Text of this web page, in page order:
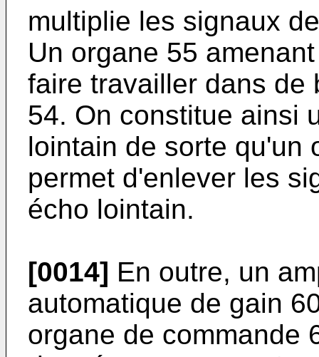
multiplie les signaux
Un organe 55
faire travailler dans de
54. On constitue ainsi
lointain de sorte qu'un
permet d'enlever les
écho lointain.
[0014] En outre, un
automatique de gain
organe de commande